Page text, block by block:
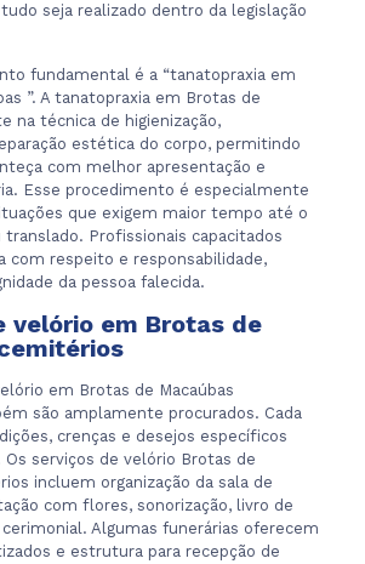
seja realizado dentro da legislação
fundamental é a “tanatopraxia em
”. A tanatopraxia em Brotas de
na técnica de higienização,
estética do corpo, permitindo
com melhor apresentação e
Esse procedimento é especialmente
que exigem maior tempo até o
Profissionais capacitados
com respeito e responsabilidade,
da pessoa falecida.
velório em Brotas de
em Brotas de Macaúbas
são amplamente procurados. Cada
crenças e desejos específicos
Os serviços de velório Brotas de
incluem organização da sala de
com flores, sonorização, livro de
Algumas funerárias oferecem
e estrutura para recepção de